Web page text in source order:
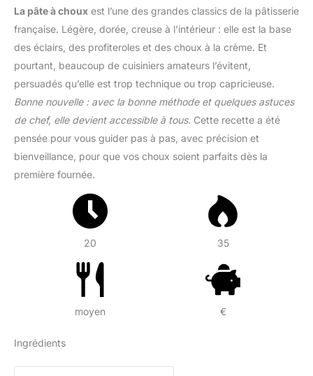
La pâte à choux est l’une des grandes classics de la pâtisserie
française. Légère, dorée, creuse à l’intérieur : elle est la base
des éclairs, des profiteroles et des choux à la crème. Et
pourtant, beaucoup de cuisiniers amateurs l’évitent,
persuadés qu’elle est trop technique ou trop capricieuse.
Bonne nouvelle : avec la bonne méthode et quelques astuces
de chef, elle devient accessible à tous. Cette recette a été
pensée pour vous guider pas à pas, avec précision et
bienveillance, pour que vos choux soient parfaits dès la
première fournée.
20 35
moyen €
Ingrédients